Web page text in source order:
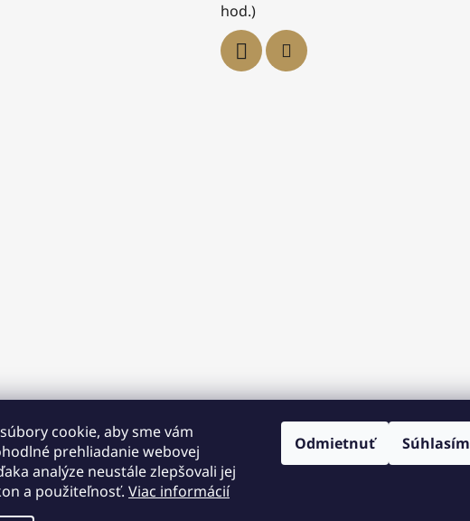
cookie, aby sme vám
prehliadanie webovej
analýze neustále zlepšovali jej
a použiteľnosť. Viac informácií
Odmietnuť Súhlasím
12.
hod.)